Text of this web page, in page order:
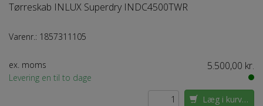
Tørreskab INLUX Superdry INDC4500TWR
Varenr.: 1857311105
ex. moms 5.500,00 kr.
Levering en til to dage
Læg i kurven